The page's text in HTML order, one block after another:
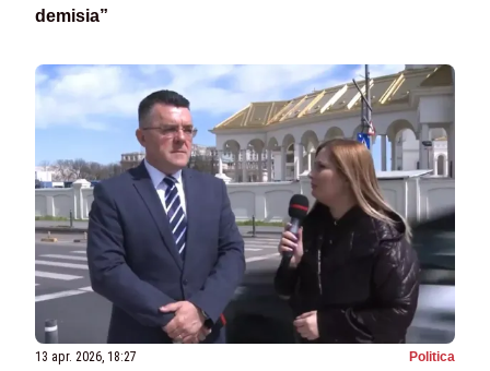
demisia”
13 apr. 2026, 18:27 Politica